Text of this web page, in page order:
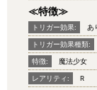
≪特徴≫
トリガー効果: あ
トリガー効果種類:
特徴: 魔法少女
レアリティ: R